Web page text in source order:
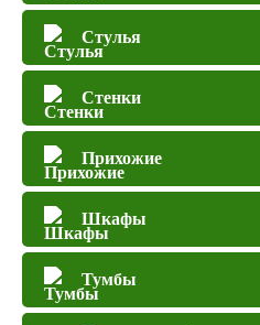
Стулья
Стенки
Прихожие
Шкафы
Тумбы